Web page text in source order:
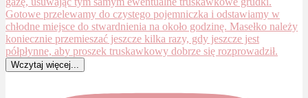
Wczytaj więcej...